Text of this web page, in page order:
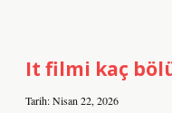
?
It filmi kaç
Tarih: Nisan 22, 2026